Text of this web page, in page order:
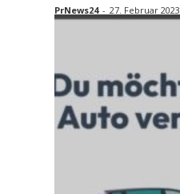
PrNews24 - 27. Februar 2023